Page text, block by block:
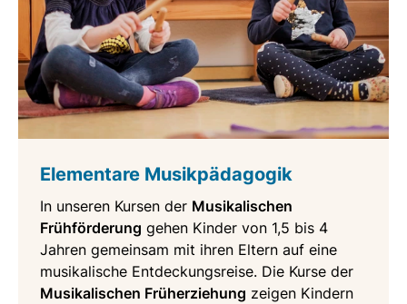
Elementare Musikpädagogik
In unseren Kursen der Musikalischen
Frühförderung gehen Kinder von 1,5 bis 4
Jahren gemeinsam mit ihren Eltern auf eine
musikalische Entdeckungsreise. Die Kurse der
Musikalischen Früherziehung zeigen Kindern